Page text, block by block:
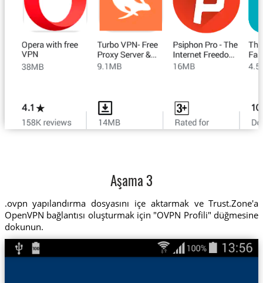
Aşama 3
.ovpn yapılandırma dosyasını içe aktarmak ve Trust.Zone'a
OpenVPN bağlantısı oluşturmak için "OVPN Profili" düğmesine
dokunun.